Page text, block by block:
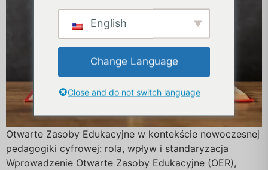
Otwarte Zasoby Edukacyjne w kontekście nowoczesnej
pedagogiki cyfrowej: rola, wpływ i standaryzacja
Wprowadzenie Otwarte Zasoby Edukacyjne (OER),
English
Change Language
Close and do not switch language